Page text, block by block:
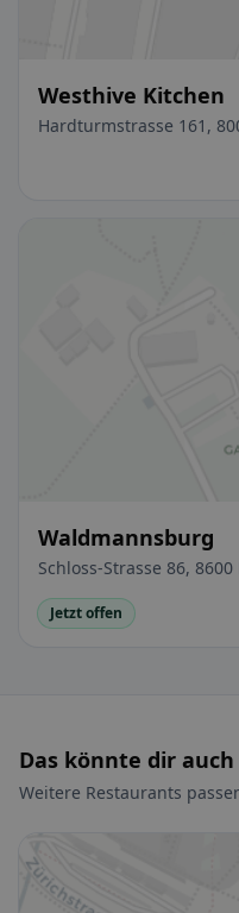
Westhive Kitchen
Hardturmstrasse 161,
Waldmannsburg
Schloss-Strasse 86,
Jetzt offen
Das könnte dir
Weitere Restaurants